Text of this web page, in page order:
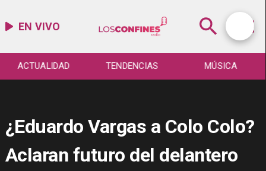
EN VIVO
ACTUALIDAD TENDENCIAS MÚSICA
¿Eduardo Vargas a Colo Colo?
Aclaran futuro del delantero